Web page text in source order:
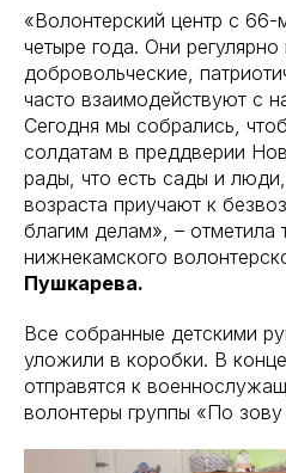
«Волонтерский центр с
четыре года. Они
добровольческие,
часто взаимодействуют с
Сегодня мы собрались,
солдатам в преддверии
рады, что есть сады и
возраста приучают к
благим делам», – отметила
нижнекамского
Пушкарева.
Все собранные детскими
уложили в коробки. В
отправятся к
волонтеры группы «По